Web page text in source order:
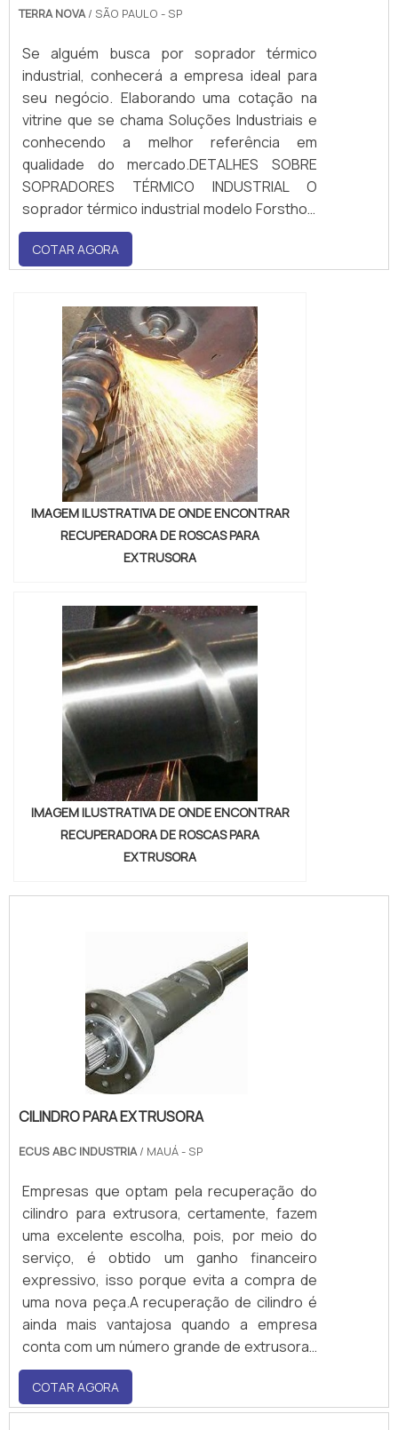
TERRA NOVA/ SÃO PAULO - SP
Se alguém busca por soprador térmico
industrial, conhecerá a empresa ideal para
seu negócio. Elaborando uma cotação na
vitrine que se chama Soluções Industriais e
conhecendo a melhor referência em
qualidade do mercado.DETALHES SOBRE
SOPRADORES TÉRMICO INDUSTRIAL O
soprador térmico industrial modelo Forsthoff
Oval-Q, dispõe de uma potência de
aquecimento de 1500 Watt 230V, e uma
eletrônica de regulação contínua para
COTAR AGORA
IMAGEM ILUSTRATIVA DE ONDE ENCONTRAR
RECUPERADORA DE ROSCAS PARA
EXTRUSORA
IMAGEM ILUSTRATIVA DE ONDE ENCONTRAR
RECUPERADORA DE ROSCAS PARA
EXTRUSORA
CILINDRO PARA EXTRUSORA
ECUS ABC INDUSTRIA / MAUÁ - SP
Empresas que optam pela recuperação do
cilindro para extrusora, certamente, fazem
uma excelente escolha, pois, por meio do
serviço, é obtido um ganho financeiro
expressivo, isso porque evita a compra de
uma nova peça.A recuperação de cilindro é
ainda mais vantajosa quando a empresa
conta com um número grande de extrusoras
no ambiente. Além disso, o serviço também
auxilia no aumento da disponibilidade de
espaço, já que peças paradas demandam
COTAR AGORA